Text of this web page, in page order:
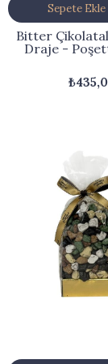
Bitter
Draje -
Sepete Ekle